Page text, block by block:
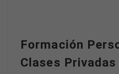
Formación
Clases Privadas